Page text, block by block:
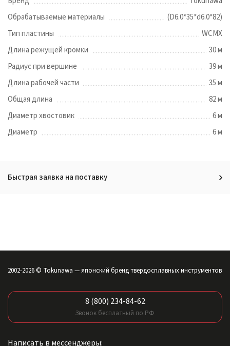
Обрабатываемые материалы
(D6.0*35*d6.0*82)
Тип пластины
WCMX
Длина режущей кромки
30 м
Радиус при вершине
39 м
Длина рабочей части
35 м
Общая длина
82 м
Диаметр хвостовик
6 м
Диаметр
6 м
Быстрая заявка на поставку
2002-2026 © Tokunawa — японский бренд твердосплавных инструментов
8 (800) 234-84-62
Звонок бесплатный по РФ
Написать в мессенджеры: